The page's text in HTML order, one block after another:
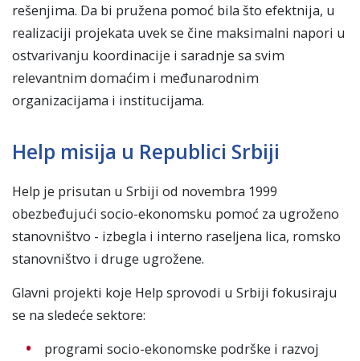
rešenjima. Da bi pružena pomoć bila što efektnija, u
realizaciji projekata uvek se čine maksimalni napori u
ostvarivanju koordinacije i saradnje sa svim
relevantnim domaćim i međunarodnim
organizacijama i institucijama.
Help misija u Republici Srbiji
Help je prisutan u Srbiji od novembra 1999
obezbeđujući socio-ekonomsku pomoć za ugroženo
stanovništvo - izbegla i interno raseljena lica, romsko
stanovništvo i druge ugrožene.
Glavni projekti koje Help sprovodi u Srbiji fokusiraju
se na sledeće sektore:
programi socio-ekonomske podrške i razvoj